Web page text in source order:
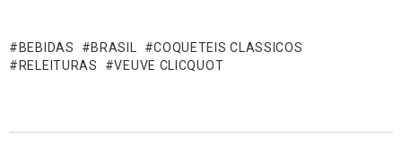
BEBIDAS BRASIL
COQUETEIS CLASSICOS
RELEITURAS
VEUVE CLICQUOT